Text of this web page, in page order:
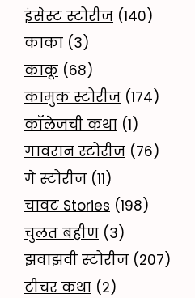
इंसेस्ट स्टोरीज (140)
काका (3)
काकू (68)
कामुक स्टोरीज (174)
कॉलेजची कथा (1)
गावरान स्टोरीज (76)
गे स्टोरीज (11)
चावट Stories (198)
चुलत बहीण (3)
झवाझवी स्टोरीज (207)
टीचर कथा (2)